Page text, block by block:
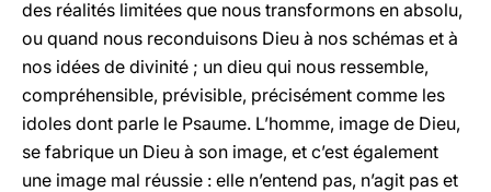
des réalités limitées que nous transformons en absolu,
ou quand nous reconduisons Dieu à nos schémas et à
nos idées de divinité ; un dieu qui nous ressemble,
compréhensible, prévisible, précisément comme les
idoles dont parle le Psaume. L’homme, image de Dieu,
se fabrique un Dieu à son image, et c’est également
une image mal réussie : elle n’entend pas, n’agit pas et